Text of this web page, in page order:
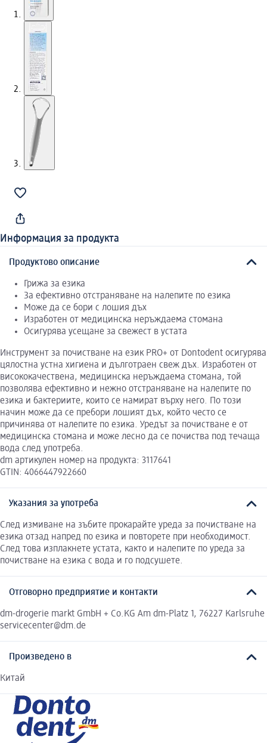
Информация за продукта
Продуктово описание
Грижа за езика
За ефективно отстраняване на налепите по езика
Може да се бори с лошия дъх
Изработен от медицинска неръждаема стомана
Осигурява усещане за свежест в устата
Инструмент за почистване на език PRO+ от Dontodent осигурява
цялостна устна хигиена и дълготраен свеж дъх. Изработен от
висококачествена, медицинска неръждаема стомана, той
позволява ефективно и нежно отстраняване на налепите по
езика и бактериите, които се намират върху него. По този
начин може да се пребори лошият дъх, който често се
причинява от налепите по езика. Уредът за почистване е от
медицинска стомана и може лесно да се почиства под течаща
вода след употреба.
dm артикулен номер на продукта: 3117641
GTIN: 4066447922660
Указания за употреба
След измиване на зъбите прокарайте уреда за почистване на
езика отзад напред по езика и повторете при необходимост.
След това изплакнете устата, както и налепите по уреда за
почистване на езика с вода и го подсушете.
Отговорно предприятие и контакти
dm-drogerie markt GmbH + Co.KG Am dm-Platz 1, 76227 Karlsruhe
servicecenter@dm.de
Произведено в
Китай